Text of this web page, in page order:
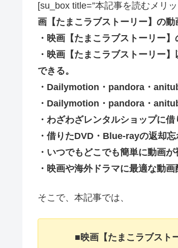
[su_box title=”本記事を読むメリ
画【たまこラブストーリー】の動
・映画【たまこラブストーリー
・映画【たまこラブストーリー
できる。
・Dailymotion・pandora・
・Dailymotion・pandora・
・わざわざレンタルショップに借
・借りたDVD・Blue-rayの返却
・いつでもどこでも簡単に動画が
・映画や海外ドラマに最適な動画
そこで、本記事では、
■映画【たまこラブスト